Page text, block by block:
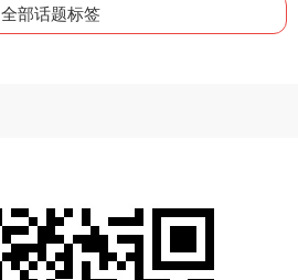
全部话题标签